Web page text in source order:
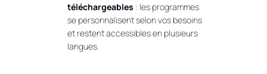
téléchargeables : les programmes
se personnalisent selon vos besoins
et restent accessibles en plusieurs
langues.